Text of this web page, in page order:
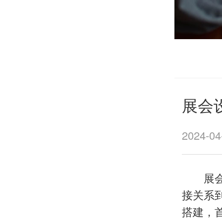
展会
2024-
展会
接关系
搭建，